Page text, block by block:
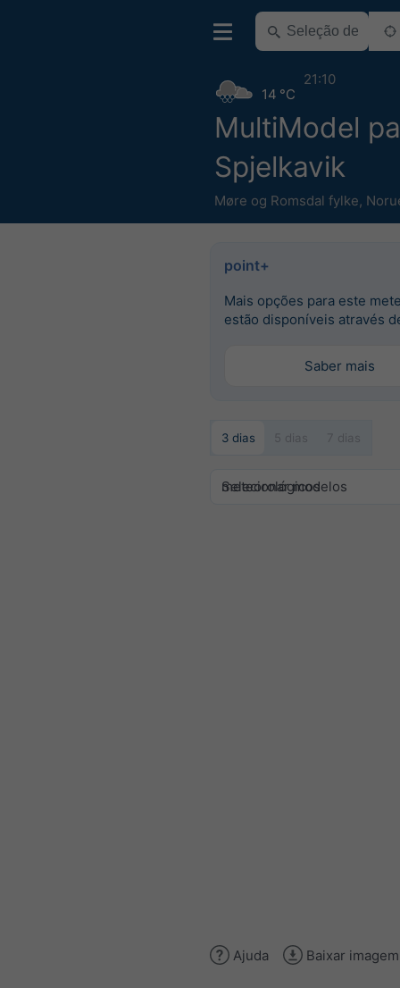
MultiModel
Spjelkavik
Møre og Romsdal fylke,
14 °C
21:10
point+
Mais opções para este
estão disponíveis através
Saber mais
3 dias 5 dias 7 dias
Selecionar modelos meteorológicos
Ajuda Baixar imagem